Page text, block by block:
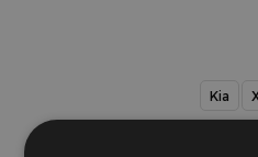
Kia